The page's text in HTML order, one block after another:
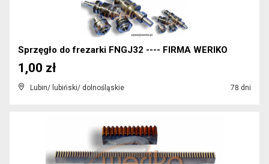
Sprzęgło do frezarki FNGJ32 ---- FIRMA WERIKO
Lubin/ lubiński/ dolnośląskie 78 dni
1,00 zł